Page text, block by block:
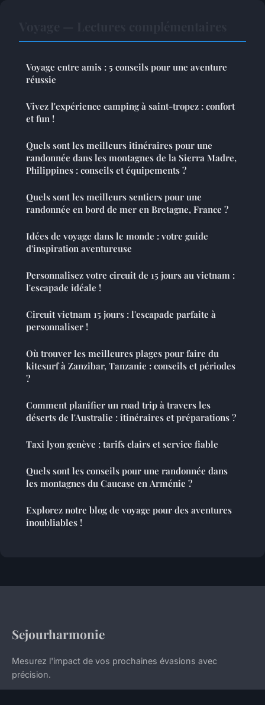
Voyage entre amis : 5 conseils pour une aventure
réussie
Vivez l'expérience camping à saint-tropez : confort
et fun !
Quels sont les meilleurs itinéraires pour une
randonnée dans les montagnes de la Sierra Madre,
Philippines : conseils et équipements ?
Quels sont les meilleurs sentiers pour une
randonnée en bord de mer en Bretagne, France ?
Idées de voyage dans le monde : votre guide
d'inspiration aventureuse
Personnalisez votre circuit de 15 jours au vietnam :
l'escapade idéale !
Circuit vietnam 15 jours : l'escapade parfaite à
personnaliser !
Où trouver les meilleures plages pour faire du
kitesurf à Zanzibar, Tanzanie : conseils et périodes
?
Comment planifier un road trip à travers les
déserts de l'Australie : itinéraires et préparations ?
Taxi lyon genève : tarifs clairs et service fiable
Quels sont les conseils pour une randonnée dans
les montagnes du Caucase en Arménie ?
Explorez notre blog de voyage pour des aventures
inoubliables !
Sejourharmonie
Mesurez l'impact de vos prochaines évasions avec
précision.